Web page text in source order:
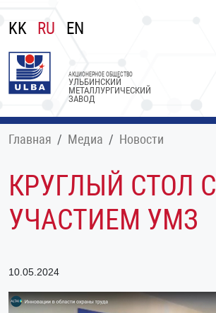
KK RU EN
УЛЬБИНСКИЙ
МЕТАЛЛУРГИЧЕСКИЙ
ЗАВОД
АКЦИОНЕРНОЕ ОБЩЕСТВО
Главная Медиа Новости
КРУГЛЫЙ СТОЛ С
УЧАСТИЕМ УМЗ
10.05.2024